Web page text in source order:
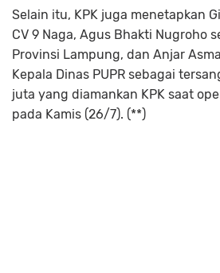
Selain itu, KPK juga menetapkan
CV 9 Naga, Agus Bhakti Nugroho
Provinsi Lampung, dan Anjar
Kepala Dinas PUPR sebagai
juta yang diamankan KPK saat
pada Kamis (26/7). (**)